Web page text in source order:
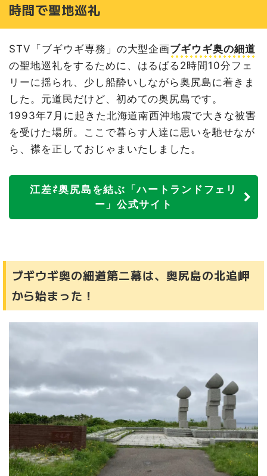
時間で聖地巡礼
STV「ブギウギ専務」の大型企画ブギウギ奥の細道
の聖地巡礼をするために、はるばる2時間10分フェ
リーに揺られ、少し船酔いしながら奥尻島に着きま
した。元道民だけど、初めての奥尻島です。
1993年7月に起きた北海道南西沖地震で大きな被害
を受けた場所。ここで暮らす人達に思いを馳せなが
ら、襟を正しておじゃまいたしました。
江差⇄奥尻島を結ぶ「ハートランドフェリ
ー」公式サイト
ブギウギ奥の細道第二幕は、奥尻島の北追岬
から始まった！